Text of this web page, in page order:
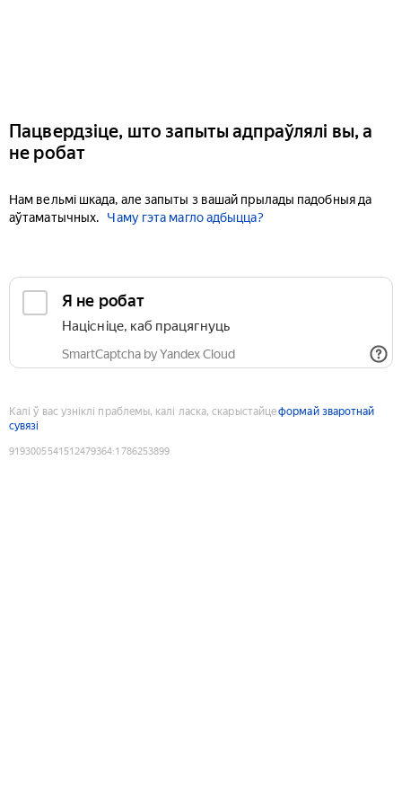
Пацвердзіце, што запыты адпраўлялі вы, а
не робат
Нам вельмі шкада, але запыты з вашай прылады падобныя да
аўтаматычных.
Чаму гэта магло адбыцца?
Я не робат
Націсніце, каб працягнуць
SmartCaptcha by Yandex Cloud
Калі ў вас узніклі праблемы, калі ласка, скарыстайцеформай зваротнай
сувязі
9193005541512479364:1786253899